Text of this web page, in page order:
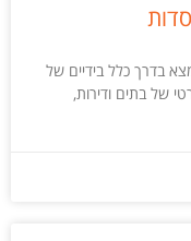
בדרך כלל בידיים של
של בתים ודירות,